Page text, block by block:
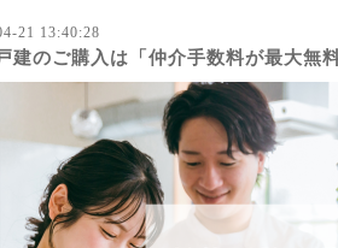
21 13:40:28
建のご購入は「仲介手数料が最大無料